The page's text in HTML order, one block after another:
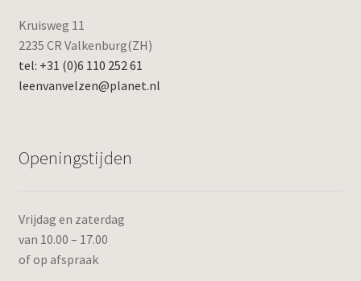
Kruisweg 11
2235 CR Valkenburg(ZH)
tel: +31 (0)6 110 252 61
leenvanvelzen@planet.nl
Openingstijden
Vrijdag en zaterdag
van 10.00 – 17.00
of op afspraak